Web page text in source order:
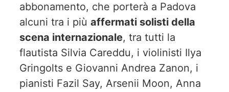
abbonamento, che porterà a Padova
alcuni tra i più affermati solisti della
scena internazionale, tra tutti la
flautista Silvia Careddu, i violinisti Ilya
Gringolts e Giovanni Andrea Zanon, i
pianisti Fazil Say, Arsenii Moon, Anna